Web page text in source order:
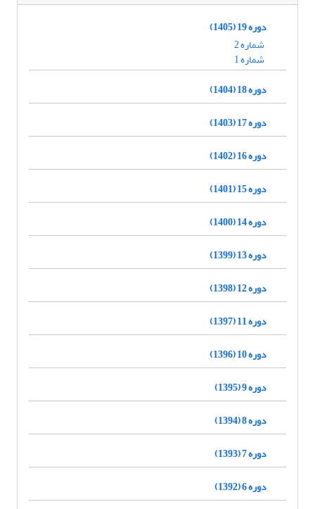
دوره 19 (1405)
شماره 2
شماره 1
دوره 18 (1404)
دوره 17 (1403)
دوره 16 (1402)
دوره 15 (1401)
دوره 14 (1400)
دوره 13 (1399)
دوره 12 (1398)
دوره 11 (1397)
دوره 10 (1396)
دوره 9 (1395)
دوره 8 (1394)
دوره 7 (1393)
دوره 6 (1392)